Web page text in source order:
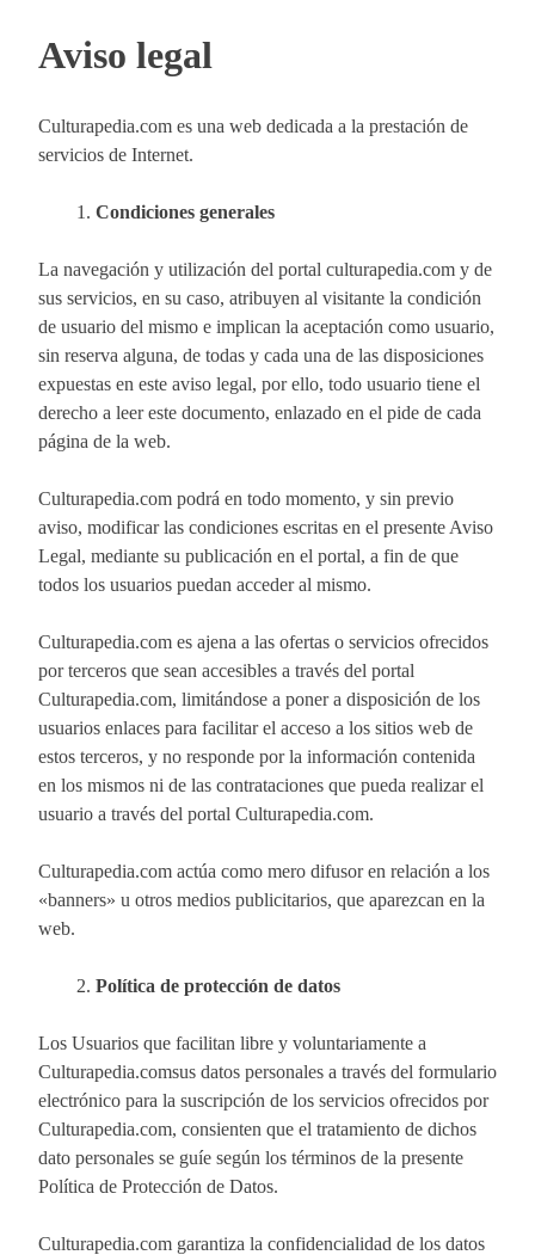
Aviso legal
Culturapedia.com es una web dedicada a la prestación de
servicios de Internet.
Condiciones generales
La navegación y utilización del portal culturapedia.com y de
sus servicios, en su caso, atribuyen al visitante la condición
de usuario del mismo e implican la aceptación como usuario,
sin reserva alguna, de todas y cada una de las disposiciones
expuestas en este aviso legal, por ello, todo usuario tiene el
derecho a leer este documento, enlazado en el pide de cada
página de la web.
Culturapedia.com podrá en todo momento, y sin previo
aviso, modificar las condiciones escritas en el presente Aviso
Legal, mediante su publicación en el portal, a fin de que
todos los usuarios puedan acceder al mismo.
Culturapedia.com es ajena a las ofertas o servicios ofrecidos
por terceros que sean accesibles a través del portal
Culturapedia.com, limitándose a poner a disposición de los
usuarios enlaces para facilitar el acceso a los sitios web de
estos terceros, y no responde por la información contenida
en los mismos ni de las contrataciones que pueda realizar el
usuario a través del portal Culturapedia.com.
Culturapedia.com actúa como mero difusor en relación a los
«banners» u otros medios publicitarios, que aparezcan en la
web.
Política de protección de datos
Los Usuarios que facilitan libre y voluntariamente a
Culturapedia.comsus datos personales a través del formulario
electrónico para la suscripción de los servicios ofrecidos por
Culturapedia.com, consienten que el tratamiento de dichos
dato personales se guíe según los términos de la presente
Política de Protección de Datos.
Culturapedia.com garantiza la confidencialidad de los datos